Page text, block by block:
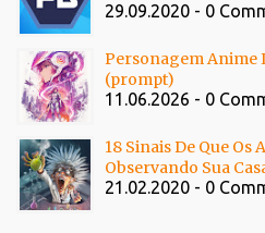
29.09.2020 - 0
Personagem Anime
(prompt)
11.06.2026 - 0
18 Sinais De Que Os
Observando Sua
21.02.2020 - 0